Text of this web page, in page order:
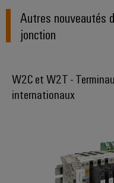
Autres nouveautés
jonction
W2C et W2T -
internationaux